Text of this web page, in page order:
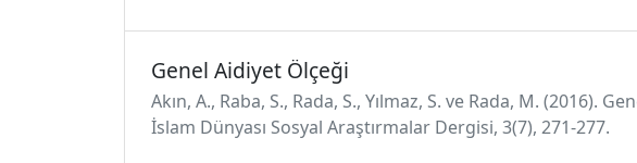
Genel Aidiyet Ölçeği
Akın, A., Raba, S., Rada, S., Yılmaz, S. ve Rada, M. (2016).
İslam Dünyası Sosyal Araştırmalar Dergisi, 3(7), 271-277.